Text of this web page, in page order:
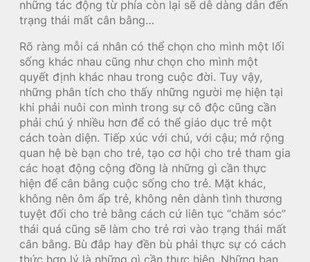
những tác động từ phía còn lại sẽ dễ dàng dẫn đến
trạng thái mất cân bằng…
Rõ ràng mỗi cá nhân có thể chọn cho mình một lối
sống khác nhau cũng như chọn cho mình một
quyết định khác nhau trong cuộc đời. Tuy vậy,
những phân tích cho thấy những người mẹ hiện tại
khi phải nuôi con mình trong sự cô độc cũng cần
phải chú ý nhiều hơn để có thể giáo dục trẻ một
cách toàn diện. Tiếp xúc với chú, với cậu; mở rộng
quan hệ bè bạn cho trẻ, tạo cơ hội cho trẻ tham gia
các hoạt động cộng đồng là những gì cần thực
hiện để cân bằng cuộc sống cho trẻ. Mặt khác,
không nên ôm ấp trẻ, không nên dành tình thương
tuyệt đối cho trẻ bằng cách cứ liên tục “chăm sóc”
thái quá cũng sẽ làm cho trẻ rơi vào trạng thái mất
cân bằng. Bù đắp hay đền bù phải thực sự có cách
thức hợp lý là những gì cần thực hiện. Những bạn